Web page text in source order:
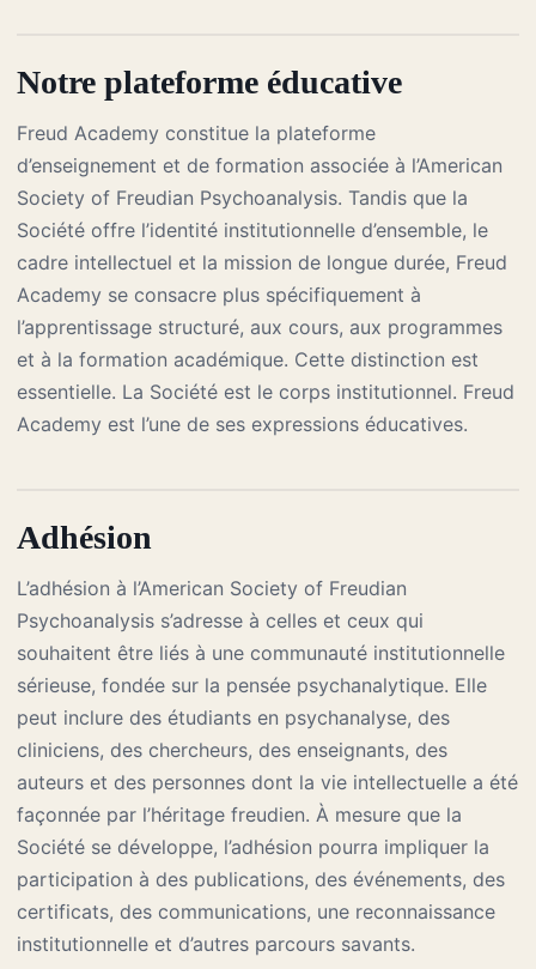
Notre plateforme éducative
Freud Academy constitue la plateforme
d’enseignement et de formation associée à l’American
Society of Freudian Psychoanalysis. Tandis que la
Société offre l’identité institutionnelle d’ensemble, le
cadre intellectuel et la mission de longue durée, Freud
Academy se consacre plus spécifiquement à
l’apprentissage structuré, aux cours, aux programmes
et à la formation académique. Cette distinction est
essentielle. La Société est le corps institutionnel. Freud
Academy est l’une de ses expressions éducatives.
Adhésion
L’adhésion à l’American Society of Freudian
Psychoanalysis s’adresse à celles et ceux qui
souhaitent être liés à une communauté institutionnelle
sérieuse, fondée sur la pensée psychanalytique. Elle
peut inclure des étudiants en psychanalyse, des
cliniciens, des chercheurs, des enseignants, des
auteurs et des personnes dont la vie intellectuelle a été
façonnée par l’héritage freudien. À mesure que la
Société se développe, l’adhésion pourra impliquer la
participation à des publications, des événements, des
certificats, des communications, une reconnaissance
institutionnelle et d’autres parcours savants.